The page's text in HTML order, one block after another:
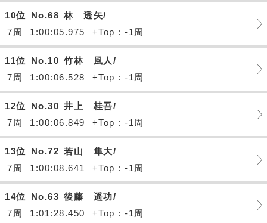
10位 No.68 林 透矢/
7周
1:00:05.975 +Top : -1周
11位 No.10 竹林 風人/
7周
1:00:06.528 +Top : -1周
12位 No.30 井上 桂吾/
7周
1:00:06.849 +Top : -1周
13位 No.72 若山 隼大/
7周
1:00:08.641 +Top : -1周
14位 No.63 後藤 遥功/
7周
1:01:28.450 +Top : -1周